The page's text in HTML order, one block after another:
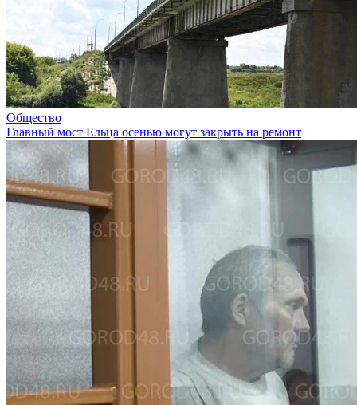
Общество
Главный мост Ельца осенью могут закрыть на ремонт